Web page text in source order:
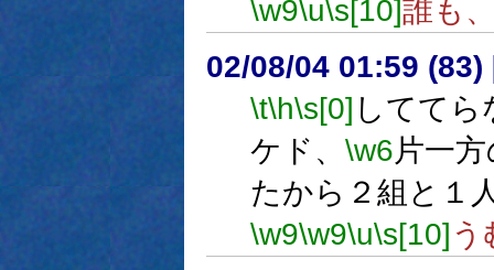
\w9\u\s[10]誰も
02/08/04 01:59 (83)
\t\h\s[0] してて
ケド、 \w6片一
たから２組と１
\w9\w9\u\s[10] う